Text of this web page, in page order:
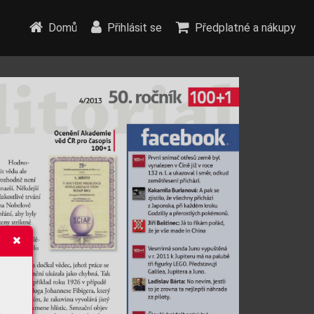
Domů Přihlásit se Předplatné a nákupy